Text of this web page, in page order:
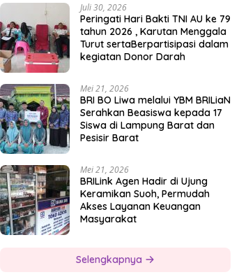
Juli 30, 2026
Peringati Hari Bakti TNI AU ke 79
tahun 2026 , Karutan Menggala
Turut sertaBerpartisipasi dalam
kegiatan Donor Darah
Mei 21, 2026
BRI BO Liwa melalui YBM BRILiaN
Serahkan Beasiswa kepada 17
Siswa di Lampung Barat dan
Pesisir Barat
Mei 21, 2026
BRILink Agen Hadir di Ujung
Keramikan Suoh, Permudah
Akses Layanan Keuangan
Masyarakat
Selengkapnya